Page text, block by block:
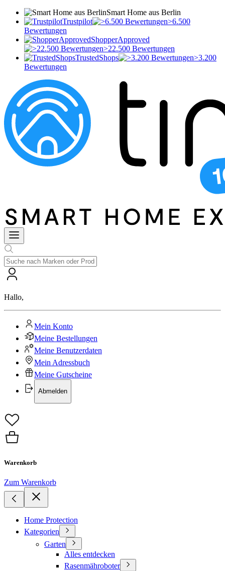
Smart Home aus Berlin
Trustpilot
>6.500
Bewertungen
ShopperApproved
>22.500 Bewertungen
TrustedShops
>3.200
Bewertungen
Hallo,
Mein Konto
Meine Bestellungen
Meine Benutzerdaten
Mein Adressbuch
Meine Gutscheine
Abmelden
Warenkorb
Zum Warenkorb
Home Protection
Kategorien
Garten
Alles entdecken
Rasenmähroboter